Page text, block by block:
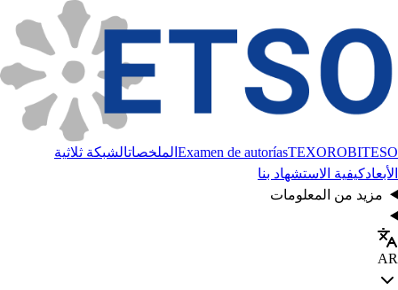
Examen de autoríasTEXOROBITESO الملخصاتالشبكة ثلاثية
الأبعادكيفية الاستشهاد بنا
مزيد من المعلومات
AR